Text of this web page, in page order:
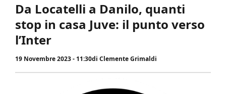
Da Locatelli a Danilo, quanti
stop in casa Juve: il punto verso
l’Inter
19 Novembre 2023 - 11:30di Clemente Grimaldi